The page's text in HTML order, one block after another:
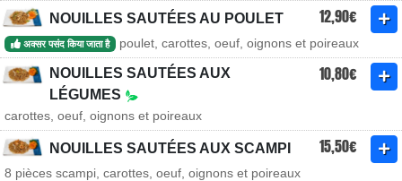
NOUILLES SAUTÉES AU POULET 12,90€
अक्सर पसंद किया जाता है poulet, carottes, oeuf, oignons et poireaux
NOUILLES SAUTÉES AUX
LÉGUMES
10,80€
carottes, oeuf, oignons et poireaux
NOUILLES SAUTÉES AUX SCAMPI 15,50€
8 pièces scampi, carottes, oeuf, oignons et poireaux